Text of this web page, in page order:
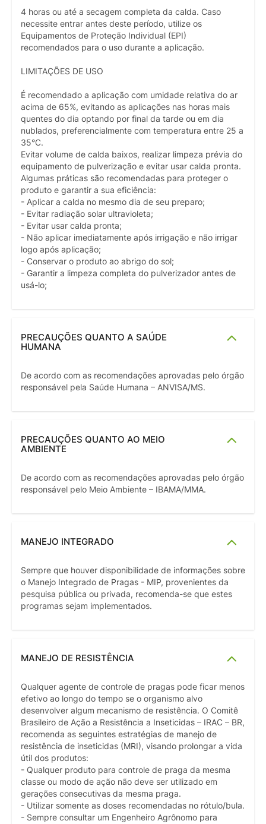
4 horas ou até a secagem completa da calda. Caso
necessite entrar antes deste período, utilize os
Equipamentos de Proteção Individual (EPI)
recomendados para o uso durante a aplicação.
LIMITAÇÕES DE USO
É recomendado a aplicação com umidade relativa do ar
acima de 65%, evitando as aplicações nas horas mais
quentes do dia optando por final da tarde ou em dia
nublados, preferencialmente com temperatura entre 25 a
35°C.
Evitar volume de calda baixos, realizar limpeza prévia do
equipamento de pulverização e evitar usar calda pronta.
Algumas práticas são recomendadas para proteger o
produto e garantir a sua eficiência:
- Aplicar a calda no mesmo dia de seu preparo;
- Evitar radiação solar ultravioleta;
- Evitar usar calda pronta;
- Não aplicar imediatamente após irrigação e não irrigar
logo após aplicação;
- Conservar o produto ao abrigo do sol;
- Garantir a limpeza completa do pulverizador antes de
usá-lo;
PRECAUÇÕES QUANTO A SAÚDE
HUMANA
De acordo com as recomendações aprovadas pelo órgão
responsável pela Saúde Humana – ANVISA/MS.
PRECAUÇÕES QUANTO AO MEIO
AMBIENTE
De acordo com as recomendações aprovadas pelo órgão
responsável pelo Meio Ambiente – IBAMA/MMA.
MANEJO INTEGRADO
Sempre que houver disponibilidade de informações sobre
o Manejo Integrado de Pragas - MIP, provenientes da
pesquisa pública ou privada, recomenda-se que estes
programas sejam implementados.
MANEJO DE RESISTÊNCIA
Qualquer agente de controle de pragas pode ficar menos
efetivo ao longo do tempo se o organismo alvo
desenvolver algum mecanismo de resistência. O Comitê
Brasileiro de Ação a Resistência a Inseticidas – IRAC – BR,
recomenda as seguintes estratégias de manejo de
resistência de inseticidas (MRI), visando prolongar a vida
útil dos produtos:
- Qualquer produto para controle de praga da mesma
classe ou modo de ação não deve ser utilizado em
gerações consecutivas da mesma praga.
- Utilizar somente as doses recomendadas no rótulo/bula.
- Sempre consultar um Engenheiro Agrônomo para